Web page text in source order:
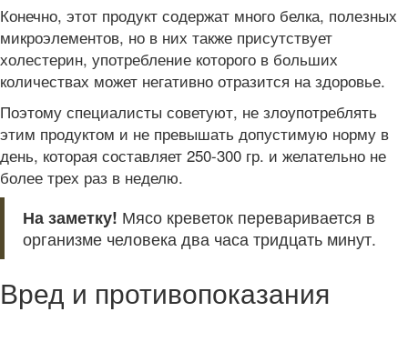
Конечно, этот продукт содержат много белка, полезных
микроэлементов, но в них также присутствует
холестерин, употребление которого в больших
количествах может негативно отразится на здоровье.
Поэтому специалисты советуют, не злоупотреблять
этим продуктом и не превышать допустимую норму в
день, которая составляет 250-300 гр. и желательно не
более трех раз в неделю.
На заметку! Мясо креветок переваривается в
организме человека два часа тридцать минут.
Вред и противопоказания